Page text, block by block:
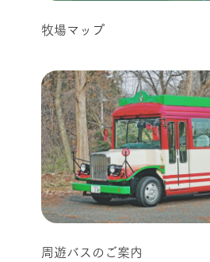
牧場マップ
周遊バスのご案内